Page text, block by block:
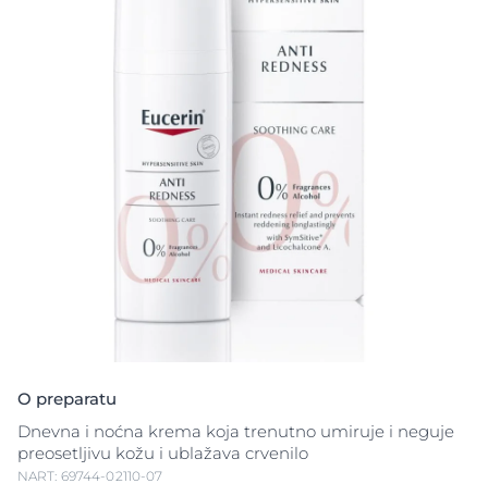
O preparatu
Dnevna i noćna krema koja trenutno umiruje i neguje
preosetljivu kožu i ublažava crvenilo
NART: 69744-02110-07